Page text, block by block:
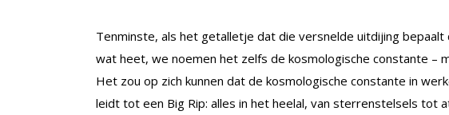
Tenminste, als het getalletje dat die versnelde uitdijing bepaalt
wat heet, we noemen het zelfs de kosmologische constante –
Het zou op zich kunnen dat de kosmologische constante in
leidt tot een Big Rip: alles in het heelal, van sterrenstelsels tot